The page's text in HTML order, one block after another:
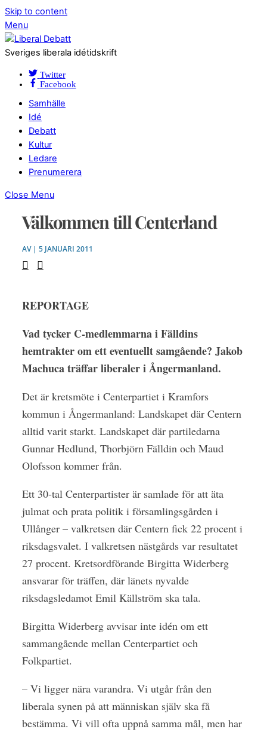
Skip to content
Menu
Sveriges liberala idétidskrift
Twitter
Facebook
Samhälle
Idé
Debatt
Kultur
Ledare
Prenumerera
Close Menu
Välkommen till Centerland
AV | 5 JANUARI 2011
REPORTAGE
Vad tycker C-medlemmarna i Fälldins
hemtrakter om ett eventuellt samgående? Jakob
Machuca träffar liberaler i Ångermanland.
Det är kretsmöte i Centerpartiet i Kramfors
kommun i Ångermanland: Landskapet där Centern
alltid varit starkt. Landskapet där partiledarna
Gunnar Hedlund, Thorbjörn Fälldin och Maud
Olofsson kommer från.
Ett 30-tal Centerpartister är samlade för att äta
julmat och prata politik i församlingsgården i
Ullånger – valkretsen där Centern fick 22 procent i
riksdagsvalet. I valkretsen nästgårds var resultatet
27 procent. Kretsordförande Birgitta Widerberg
ansvarar för träffen, där länets nyvalde
riksdagsledamot Emil Källström ska tala.
Birgitta Widerberg avvisar inte idén om ett
sammangående mellan Centerpartiet och
Folkpartiet.
– Vi ligger nära varandra. Vi utgår från den
liberala synen på att människan själv ska få
bestämma. Vi vill ofta uppnå samma mål, men har